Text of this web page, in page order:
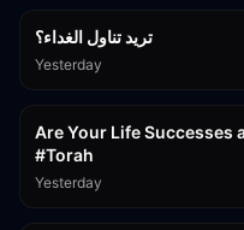
تريد تناول الغداء؟
Yesterday
Are Your Life Successes
#Torah
Yesterday